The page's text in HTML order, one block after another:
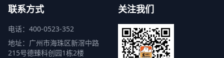
联系方式
电话：400-0523-352
地址：广州市海珠区新滘中路
215号德臻科创园1栋2楼
关注我们